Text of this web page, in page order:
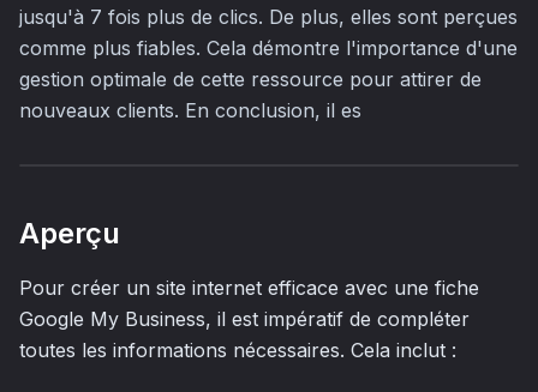
jusqu'à 7 fois plus de clics. De plus, elles sont perçues
comme plus fiables. Cela démontre l'importance d'une
gestion optimale de cette ressource pour attirer de
nouveaux clients. En conclusion, il es
Aperçu
Pour créer un site internet efficace avec une fiche
Google My Business, il est impératif de compléter
toutes les informations nécessaires. Cela inclut :